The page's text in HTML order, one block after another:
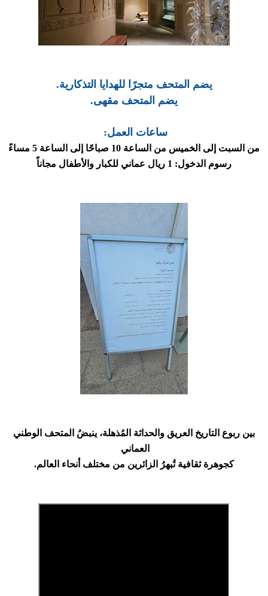
يضم المتحف متجرًا للهدايا التذكارية.
يضم المتحف مقهى.
ساعات العمل:
من السبت إلى الخميس من الساعة 10 صباحًا إلى الساعة 5 مساءً
رسوم الدخول: 1 ريال عماني للكبار والأطفال مجاناً
بين ربوع التاريخ العريق والحداثة المُذهلة، ينبضُ المتحف الوطني
العماني
كجوهرة ثقافية تُبهرُ الزائرين من مختلف أنحاء العالم.